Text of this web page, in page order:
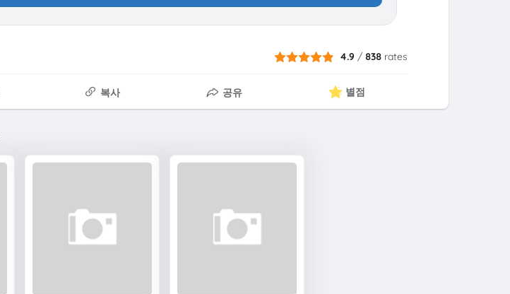
4.9 / 838 rates
복사 공유 별점